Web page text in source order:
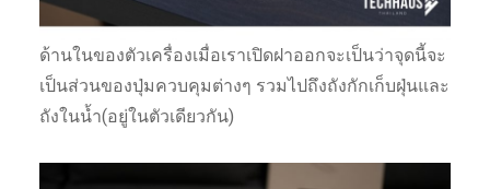
ด้านในของตัวเครื่องเมื่อเราเปิดฝาออกจะเป็นว่าจุดนี้จะ
เป็นส่วนของปุ่มควบคุมต่างๆ รวมไปถึงถังกักเก็บฝุ่นและ
ถังในน้ำ(อยู่ในตัวเดียวกัน)